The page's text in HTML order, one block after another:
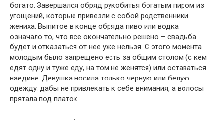
богато. Завершался обряд рукобитья богатым пиром из
угощений, которые привезли с собой родственники
жениха. Выпитое в конце обряда пиво или водка
означало то, что все окончательно решено – свадьба
будет и отказаться от нее уже нельзя. С этого момента
молодым было запрещено есть за общим столом (с кем
едят одну и туже еду, на том не женятся) или оставаться
наедине. Девушка носила только черную или белую
одежду, дабы не привлекать к себе внимания, а волосы
прятала под платок.